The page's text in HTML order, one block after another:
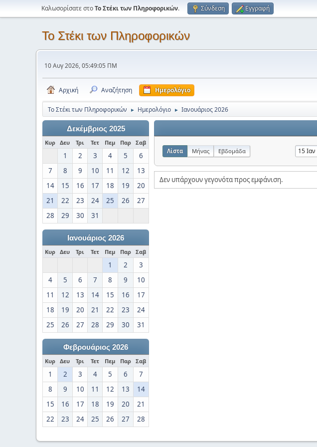
Καλωσορίσατε στοΤο Στέκι των Πληροφορικών. Σύνδεση Εγγραφή
Το Στέκι των Πληροφορικών
10 Αυγ 2026, 05:49:05 ΠΜ
Αρχική Αναζήτηση Ημερολόγιο
Το Στέκι των Πληροφορικών ► Ημερολόγιο ► Ιανουάριος 2026
Δεκέμβριος 2025
Κυρ Δευ Τρι Τετ Πεμ Παρ Σαβ
1 2 3 4 5
6
7
8 9 10 11 12
13
14
15 16 17 18 19
20
21
22 23 24 25 26
27
28
29 30 31
Ιανουάριος 2026
Κυρ Δευ Τρι Τετ Πεμ Παρ Σαβ
1 2
3
4
5 6 7 8 9
10
11
12 13 14 15 16
17
18
19 20 21 22 23
24
25
26 27 28 29 30 31
Φεβρουάριος 2026
Κυρ Δευ Τρι Τετ Πεμ Παρ Σαβ
1 2 3 4 5 6
7
8
9 10 11 12 13
14
15
16 17 18 19 20
21
22
23 24 25 26 27 28
Λίστα Μήνας Εβδομάδα
Δεν υπάρχουν γεγονότα προς εμφάνιση.